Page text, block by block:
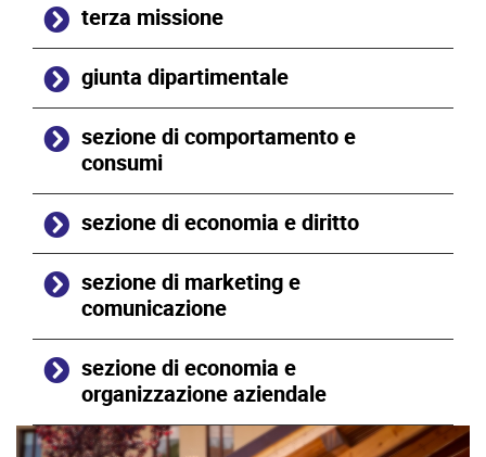
terza missione
giunta dipartimentale
sezione di comportamento e
consumi
sezione di economia e diritto
sezione di marketing e
comunicazione
sezione di economia e
organizzazione aziendale